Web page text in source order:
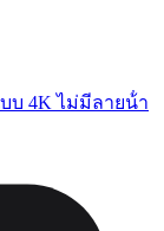
บ 4K ไม่มีลายน้ํา